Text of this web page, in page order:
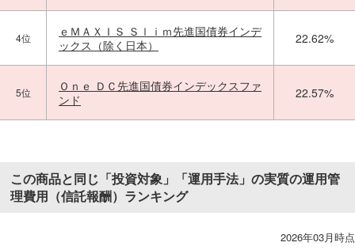
4位
ｅＭＡＸＩＳ Ｓｌｉｍ先進国債券インデ
ックス（除く日本）
22.62%
5位
Ｏｎｅ ＤＣ先進国債券インデックスファ
ンド
22.57%
この商品と同じ「投資対象」「運用手法」の実質の運用管
理費用（信託報酬）ランキング
2026年03月時点